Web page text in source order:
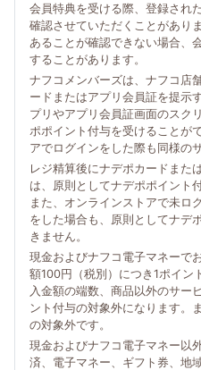
会員特典を受ける際、登録され
確認させていただくことがあり
あることが確認できない場合、
することがあります。
ナフコメンバーズは、ナフコ店
ードまたはアプリ会員証を提示
プリやアプリ会員証画面のスク
ポポイント付与を受けることが
アでログインをした際も同様の
レジ精算後にナデポカードまた
は、原則としてナデポポイント
また、オンラインストアで未ロ
をした場合も、原則としてナデ
きません。
現金およびナフコ電子マネーで
額100円（税別）につき1ポイン
入金額の端数、商品以外のサー
ント付与の対象外になります。
の対象外です。
現金およびナフコ電子マネー以
済、電子マネー、ギフト券、地